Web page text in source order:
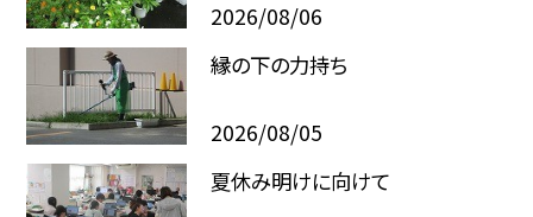
2026/08/06
縁の下の力持ち
2026/08/05
夏休み明けに向けて